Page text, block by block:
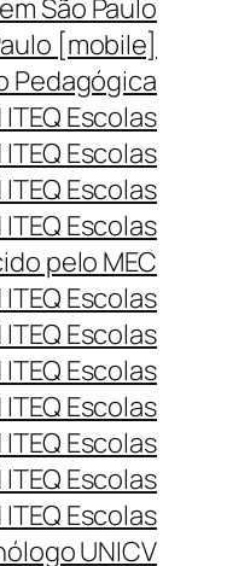
São Paulo
[mobile]
Pedagógica
Escolas
Escolas
Escolas
Escolas
pelo MEC
Escolas
Escolas
Escolas
Escolas
Escolas
Escolas
Escolas
UNICV